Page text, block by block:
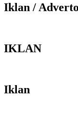
Iklan /
IKLAN
Iklan